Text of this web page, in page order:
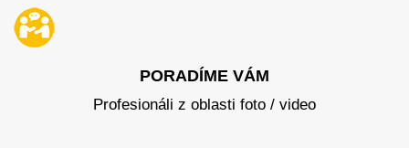
PORADÍME VÁM
Profesionáli z oblasti foto / video